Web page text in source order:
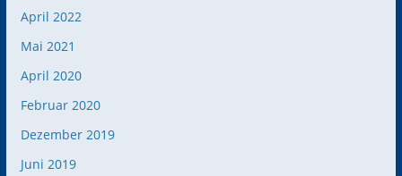
April 2022
Mai 2021
April 2020
Februar 2020
Dezember 2019
Juni 2019